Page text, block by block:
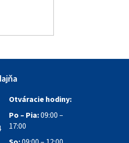
Otváracie hodiny:
Po – Pia:09:00 –
17:00